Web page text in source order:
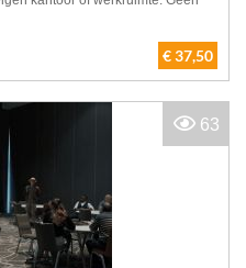
€ 37,50
63